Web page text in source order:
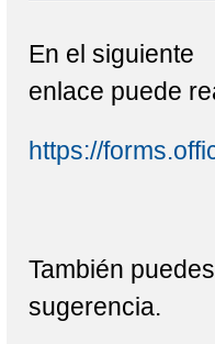
En el siguiente
enlace puede
https://
También
sugerencia.